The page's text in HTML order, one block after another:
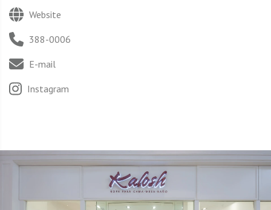
Website
388-0006
E-mail
Instagram